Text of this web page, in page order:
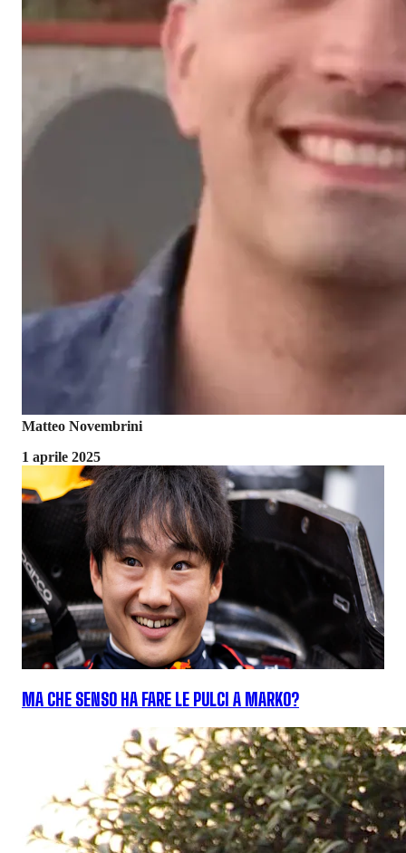
Matteo Novembrini
1 aprile 2025
MA CHE SENSO HA FARE LE PULCI A MARKO?